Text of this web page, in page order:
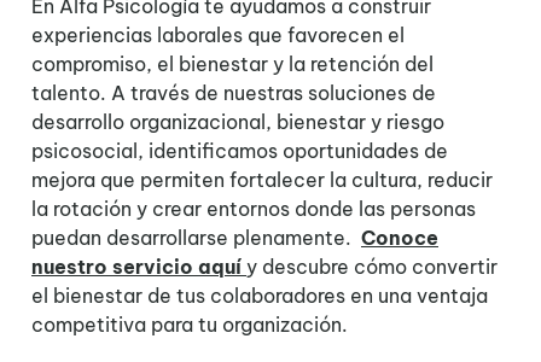
En Alfa Psicología te ayudamos a construir
experiencias laborales que favorecen el
compromiso, el bienestar y la retención del
talento. A través de nuestras soluciones de
desarrollo organizacional, bienestar y riesgo
psicosocial, identificamos oportunidades de
mejora que permiten fortalecer la cultura, reducir
la rotación y crear entornos donde las personas
puedan desarrollarse plenamente. Conoce
nuestro servicio aquí y descubre cómo convertir
el bienestar de tus colaboradores en una ventaja
competitiva para tu organización.